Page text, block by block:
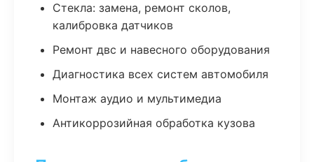
Стекла: замена, ремонт сколов,
калибровка датчиков
Ремонт двс и навесного оборудования
Диагностика всех систем автомобиля
Монтаж аудио и мультимедиа
Антикоррозийная обработка кузова